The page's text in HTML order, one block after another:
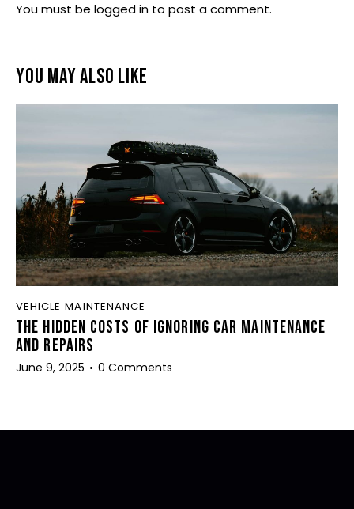
You must be logged in to post a comment.
YOU MAY ALSO LIKE
VEHICLE MAINTENANCE
THE HIDDEN COSTS OF IGNORING CAR MAINTENANCE
AND REPAIRS
June 9, 2025 0 Comments